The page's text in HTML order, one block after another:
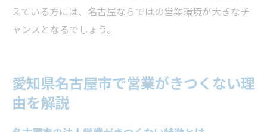
えている方には、名古屋ならではの営業環境が大きなチ
ャンスとなるでしょう。
愛知県名古屋市で営業がきつくない理
由を解説